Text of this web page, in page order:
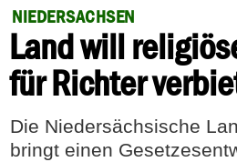
RECHT
FEUILLETON
DEBATTE
NIEDERSACHSEN
Land will
für Richter
Die Niedersächsische
bringt einen